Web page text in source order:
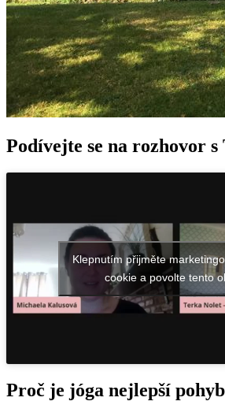
Podívejte se na rozhovor s
Klepnutím přijměte
cookie a povolte tento
Proč je jóga nejlepší pohyb